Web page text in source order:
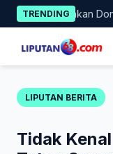
Skip
to
content
TRENDING
Gerakan Donor
LIPUTAN BERITA
Tidak